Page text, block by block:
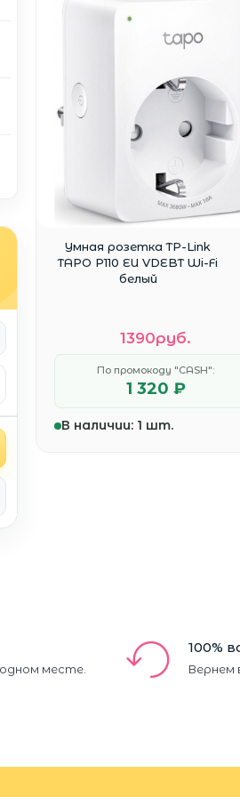
Умная розетка TP-Link
TAPO P110 EU VDEBT Wi-Fi
белый
1390руб.
По промокоду "CASH":
1 320 ₽
В наличии: 1 шт.
месте.
100%
Вернем